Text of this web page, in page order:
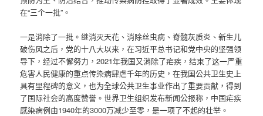
在“三个一批”。
一是消除了一批。继消灭天花、消除丝虫病、脊髓灰质炎、新生儿
破伤风之后，党的十八大以来，在习近平总书记和党中央的坚强领
导下，经过不懈努力，2021年我国又消除了疟疾，结束了这一严重
危害人民健康的重点传染病肆虐千年的历史，在我国公共卫生史上
具有里程碑的意义，也为全球公共卫生事业作出了重要贡献，得到
了国际社会的高度赞誉。世界卫生组织发布新闻公报称，中国疟疾
感染病例由1940年的3000万减少至零，是一项了不起的壮举。